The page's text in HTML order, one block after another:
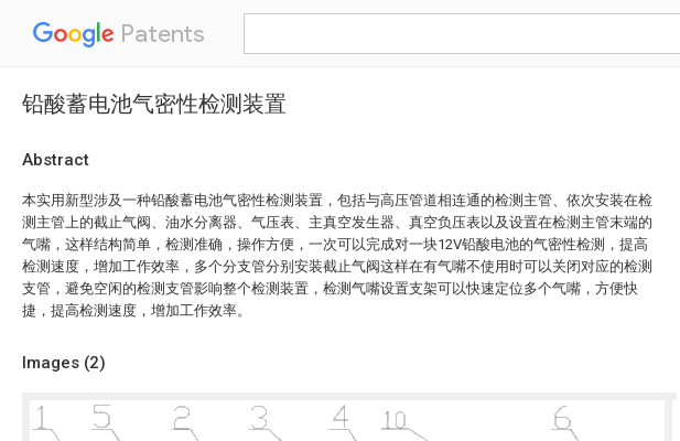
Patents
铅酸蓄电池气密性检测装置
Abstract
本实用新型涉及一种铅酸蓄电池气密性检测装置，包括与高压管道相连通的检测主管、依次安装在检
测主管上的截止气阀、油水分离器、气压表、主真空发生器、真空负压表以及设置在检测主管末端的
气嘴，这样结构简单，检测准确，操作方便，一次可以完成对一块12V铅酸电池的气密性检测，提高
检测速度，增加工作效率，多个分支管分别安装截止气阀这样在有气嘴不使用时可以关闭对应的检测
支管，避免空闲的检测支管影响整个检测装置，检测气嘴设置支架可以快速定位多个气嘴，方便快
捷，提高检测速度，增加工作效率。
Images (2)